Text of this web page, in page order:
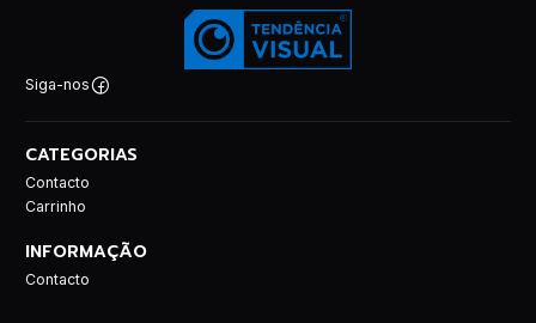
Siga-nos
CATEGORIAS
Contacto
Carrinho
INFORMAÇÃO
Contacto